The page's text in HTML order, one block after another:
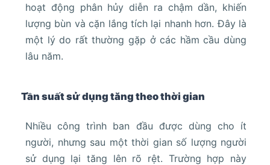
hoạt động phân hủy diễn ra chậm dần, khiến
lượng bùn và cặn lắng tích lại nhanh hơn. Đây là
một lý do rất thường gặp ở các hầm cầu dùng
lâu năm.
Tần suất sử dụng tăng theo thời gian
Nhiều công trình ban đầu được dùng cho ít
người, nhưng sau một thời gian số lượng người
sử dụng lại tăng lên rõ rệt. Trường hợp này